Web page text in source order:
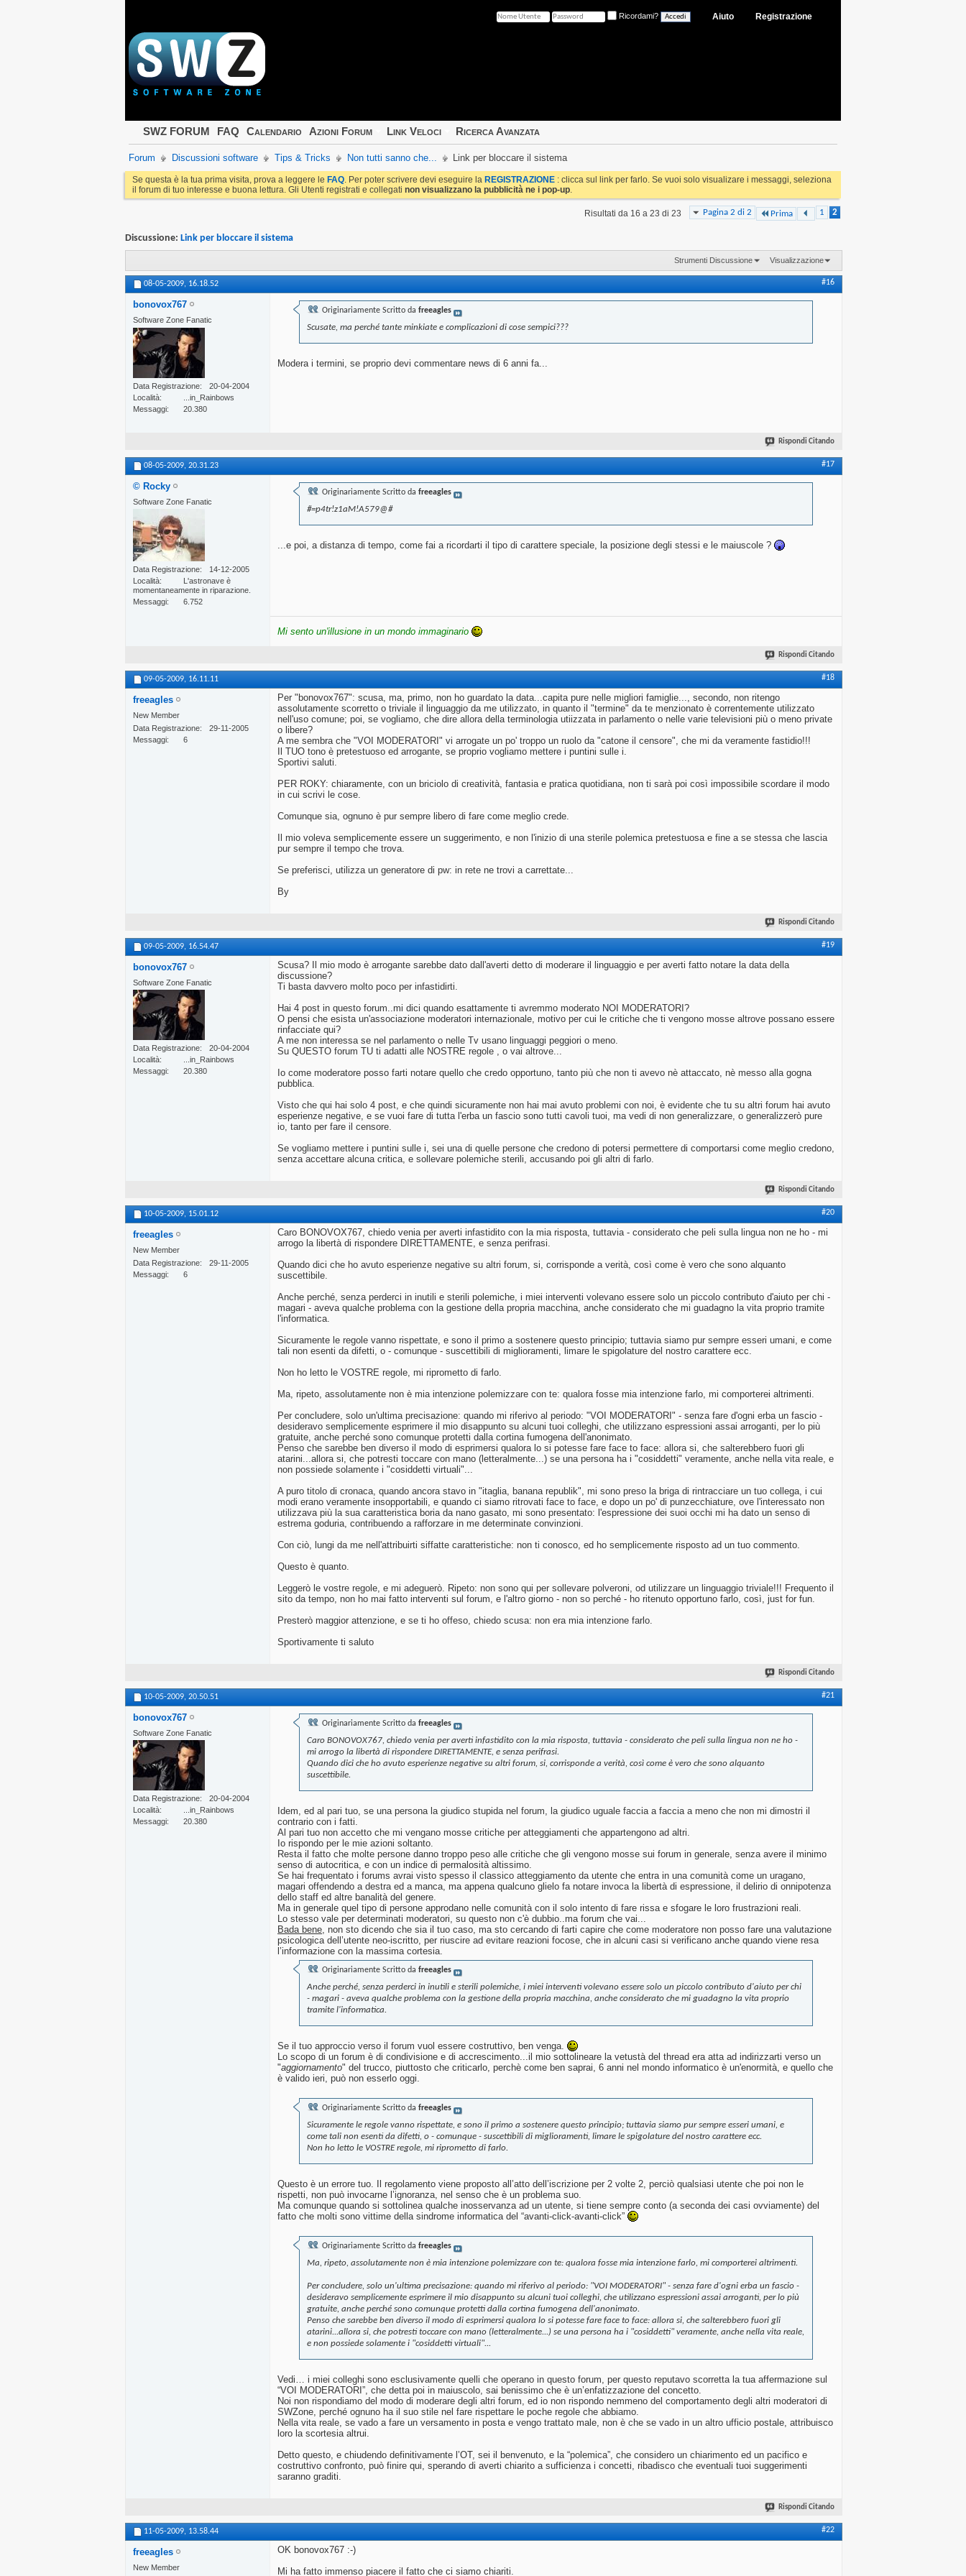
Registrazione
Aiuto
Ricordami?
SWZ FORUM FAQ Calendario Azioni Forum Link Veloci Ricerca Avanzata
Forum Discussioni software Tips & Tricks Non tutti sanno che... Link per bloccare il sistema
Se questa è la tua prima visita, prova a leggere le FAQ. Per poter scrivere devi eseguire la REGISTRAZIONE : clicca sul link per farlo. Se vuoi solo visualizare i messaggi, seleziona
il forum di tuo interesse e buona lettura. Gli Utenti registrati e collegati non visualizzano la pubblicità ne i pop-up.
Pagina 2 di 2 Prima 1 2
Risultati da 16 a 23 di 23
Discussione: Link per bloccare il sistema
Strumenti Discussione Visualizzazione
08-05-2009, 16.18.52 #16
bonovox767
Software Zone Fanatic
Data Registrazione
20-04-2004
Località
...in_Rainbows
Messaggi
20.380
Originariamente Scritto da freeagles
Scusate, ma perché tante minkiate e complicazioni di cose sempici???
Modera i termini, se proprio devi commentare news di 6 anni fa...
Rispondi Citando
08-05-2009, 20.31.23 #17
© Rocky
Software Zone Fanatic
Data Registrazione
14-12-2005
Località
L'astronave è
momentaneamente in riparazione.
Messaggi
6.752
Originariamente Scritto da freeagles
#=p4tr!z1aM!A579@#
...e poi, a distanza di tempo, come fai a ricordarti il tipo di carattere speciale, la posizione degli stessi e le maiuscole ?
Mi sento un'illusione in un mondo immaginario
Rispondi Citando
09-05-2009, 16.11.11 #18
freeagles
New Member
Data Registrazione
29-11-2005
Messaggi
6
Per "bonovox767": scusa, ma, primo, non ho guardato la data...capita pure nelle migliori famiglie..., secondo, non ritengo
assolutamente scorretto o triviale il linguaggio da me utilizzato, in quanto il "termine" da te menzionato è correntemente utilizzato
nell'uso comune; poi, se vogliamo, che dire allora della terminologia utiizzata in parlamento o nelle varie televisioni più o meno private
o libere?
A me sembra che "VOI MODERATORI" vi arrogate un po' troppo un ruolo da "catone il censore", che mi da veramente fastidio!!!
Il TUO tono è pretestuoso ed arrogante, se proprio vogliamo mettere i puntini sulle i.
Sportivi saluti.
PER ROKY: chiaramente, con un briciolo di creatività, fantasia e pratica quotidiana, non ti sarà poi così impossibile scordare il modo
in cui scrivi le cose.
Comunque sia, ognuno è pur sempre libero di fare come meglio crede.
Il mio voleva semplicemente essere un suggerimento, e non l'inizio di una sterile polemica pretestuosa e fine a se stessa che lascia
pur sempre il tempo che trova.
Se preferisci, utilizza un generatore di pw: in rete ne trovi a carrettate...
By
Rispondi Citando
09-05-2009, 16.54.47 #19
bonovox767
Software Zone Fanatic
Data Registrazione
20-04-2004
Località
...in_Rainbows
Messaggi
20.380
Scusa? Il mio modo è arrogante sarebbe dato dall'averti detto di moderare il linguaggio e per averti fatto notare la data della
discussione?
Ti basta davvero molto poco per infastidirti.
Hai 4 post in questo forum..mi dici quando esattamente ti avremmo moderato NOI MODERATORI?
O pensi che esista un'associazione moderatori internazionale, motivo per cui le critiche che ti vengono mosse altrove possano essere
rinfacciate qui?
A me non interessa se nel parlamento o nelle Tv usano linguaggi peggiori o meno.
Su QUESTO forum TU ti adatti alle NOSTRE regole , o vai altrove...
Io come moderatore posso farti notare quello che credo opportuno, tanto più che non ti avevo nè attaccato, nè messo alla gogna
pubblica.
Visto che qui hai solo 4 post, e che quindi sicuramente non hai mai avuto problemi con noi, è evidente che tu su altri forum hai avuto
esperienze negative, e se vuoi fare di tutta l'erba un fascio sono tutti cavoli tuoi, ma vedi di non generalizzare, o generalizzerò pure
io, tanto per fare il censore.
Se vogliamo mettere i puntini sulle i, sei una di quelle persone che credono di potersi permettere di comportarsi come meglio credono,
senza accettare alcuna critica, e sollevare polemiche sterili, accusando poi gli altri di farlo.
Rispondi Citando
10-05-2009, 15.01.12 #20
freeagles
New Member
Data Registrazione
29-11-2005
Messaggi
6
Caro BONOVOX767, chiedo venia per averti infastidito con la mia risposta, tuttavia - considerato che peli sulla lingua non ne ho - mi
arrogo la libertà di rispondere DIRETTAMENTE, e senza perifrasi.
Quando dici che ho avuto esperienze negative su altri forum, si, corrisponde a verità, così come è vero che sono alquanto
suscettibile.
Anche perché, senza perderci in inutili e sterili polemiche, i miei interventi volevano essere solo un piccolo contributo d'aiuto per chi -
magari - aveva qualche problema con la gestione della propria macchina, anche considerato che mi guadagno la vita proprio tramite
l'informatica.
Sicuramente le regole vanno rispettate, e sono il primo a sostenere questo principio; tuttavia siamo pur sempre esseri umani, e come
tali non esenti da difetti, o - comunque - suscettibili di miglioramenti, limare le spigolature del nostro carattere ecc.
Non ho letto le VOSTRE regole, mi riprometto di farlo.
Ma, ripeto, assolutamente non è mia intenzione polemizzare con te: qualora fosse mia intenzione farlo, mi comporterei altrimenti.
Per concludere, solo un'ultima precisazione: quando mi riferivo al periodo: "VOI MODERATORI" - senza fare d'ogni erba un fascio -
desideravo semplicemente esprimere il mio disappunto su alcuni tuoi colleghi, che utilizzano espressioni assai arroganti, per lo più
gratuite, anche perché sono comunque protetti dalla cortina fumogena dell'anonimato.
Penso che sarebbe ben diverso il modo di esprimersi qualora lo si potesse fare face to face: allora si, che salterebbero fuori gli
atarini...allora si, che potresti toccare con mano (letteralmente...) se una persona ha i "cosiddetti" veramente, anche nella vita reale, e
non possiede solamente i "cosiddetti virtuali"...
A puro titolo di cronaca, quando ancora stavo in "itaglia, banana republik", mi sono preso la briga di rintracciare un tuo collega, i cui
modi erano veramente insopportabili, e quando ci siamo ritrovati face to face, e dopo un po' di punzecchiature, ove l'interessato non
utilizzava più la sua caratteristica boria da nano gasato, mi sono presentato: l'espressione dei suoi occhi mi ha dato un senso di
estrema goduria, contribuendo a rafforzare in me determinate convinzioni.
Con ciò, lungi da me nell'attribuirti siffatte caratteristiche: non ti conosco, ed ho semplicemente risposto ad un tuo commento.
Questo è quanto.
Leggerò le vostre regole, e mi adeguerò. Ripeto: non sono qui per sollevare polveroni, od utilizzare un linguaggio triviale!!! Frequento il
sito da tempo, non ho mai fatto interventi sul forum, e l'altro giorno - non so perché - ho ritenuto opportuno farlo, così, just for fun.
Presterò maggior attenzione, e se ti ho offeso, chiedo scusa: non era mia intenzione farlo.
Sportivamente ti saluto
Rispondi Citando
10-05-2009, 20.50.51 #21
bonovox767
Software Zone Fanatic
Data Registrazione
20-04-2004
Località
...in_Rainbows
Messaggi
20.380
Originariamente Scritto da freeagles
Caro BONOVOX767, chiedo venia per averti infastidito con la mia risposta, tuttavia - considerato che peli sulla lingua non ne ho -
mi arrogo la libertà di rispondere DIRETTAMENTE, e senza perifrasi.
Quando dici che ho avuto esperienze negative su altri forum, si, corrisponde a verità, così come è vero che sono alquanto
suscettibile.
Idem, ed al pari tuo, se una persona la giudico stupida nel forum, la giudico uguale faccia a faccia a meno che non mi dimostri il
contrario con i fatti.
Al pari tuo non accetto che mi vengano mosse critiche per atteggiamenti che appartengono ad altri.
Io rispondo per le mie azioni soltanto.
Resta il fatto che molte persone danno troppo peso alle critiche che gli vengono mosse sui forum in generale, senza avere il minimo
senso di autocritica, e con un indice di permalosità altissimo.
Se hai frequentato i forums avrai visto spesso il classico atteggiamento da utente che entra in una comunità come un uragano,
magari offendendo a destra ed a manca, ma appena qualcuno glielo fa notare invoca la libertà di espressione, il delirio di onnipotenza
dello staff ed altre banalità del genere.
Ma in generale quel tipo di persone approdano nelle comunità con il solo intento di fare rissa e sfogare le loro frustrazioni reali.
Lo stesso vale per determinati moderatori, su questo non c'è dubbio..ma forum che vai...
Bada bene, non sto dicendo che sia il tuo caso, ma sto cercando di farti capire che come moderatore non posso fare una valutazione
psicologica dell’utente neo-iscritto, per riuscire ad evitare reazioni focose, che in alcuni casi si verificano anche quando viene resa
l’informazione con la massima cortesia.
Originariamente Scritto da freeagles
Anche perché, senza perderci in inutili e sterili polemiche, i miei interventi volevano essere solo un piccolo contributo d'aiuto per chi
- magari - aveva qualche problema con la gestione della propria macchina, anche considerato che mi guadagno la vita proprio
tramite l'informatica.
Se il tuo approccio verso il forum vuol essere costruttivo, ben venga.
Lo scopo di un forum è di condivisione e di accrescimento...il mio sottolineare la vetustà del thread era atta ad indirizzarti verso un
"aggiornamento" del trucco, piuttosto che criticarlo, perchè come ben saprai, 6 anni nel mondo informatico è un'enormità, e quello che
è valido ieri, può non esserlo oggi.
Originariamente Scritto da freeagles
Sicuramente le regole vanno rispettate, e sono il primo a sostenere questo principio; tuttavia siamo pur sempre esseri umani, e
come tali non esenti da difetti, o - comunque - suscettibili di miglioramenti, limare le spigolature del nostro carattere ecc.
Non ho letto le VOSTRE regole, mi riprometto di farlo.
Questo è un errore tuo. Il regolamento viene proposto all’atto dell’iscrizione per 2 volte 2, perciò qualsiasi utente che poi non le
rispetti, non può invocarne l’ignoranza, nel senso che è un problema suo.
Ma comunque quando si sottolinea qualche inosservanza ad un utente, si tiene sempre conto (a seconda dei casi ovviamente) del
fatto che molti sono vittime della sindrome informatica del “avanti-click-avanti-click”
Originariamente Scritto da freeagles
Ma, ripeto, assolutamente non è mia intenzione polemizzare con te: qualora fosse mia intenzione farlo, mi comporterei altrimenti.
Per concludere, solo un'ultima precisazione: quando mi riferivo al periodo: "VOI MODERATORI" - senza fare d'ogni erba un fascio -
desideravo semplicemente esprimere il mio disappunto su alcuni tuoi colleghi, che utilizzano espressioni assai arroganti, per lo più
gratuite, anche perché sono comunque protetti dalla cortina fumogena dell'anonimato.
Penso che sarebbe ben diverso il modo di esprimersi qualora lo si potesse fare face to face: allora si, che salterebbero fuori gli
atarini...allora si, che potresti toccare con mano (letteralmente...) se una persona ha i "cosiddetti" veramente, anche nella vita reale,
e non possiede solamente i "cosiddetti virtuali"...
Vedi… i miei colleghi sono esclusivamente quelli che operano in questo forum, per questo reputavo scorretta la tua affermazione sul
“VOI MODERATORI”, che detta poi in maiuscolo, sai benissimo che è un’enfatizzazione del concetto.
Noi non rispondiamo del modo di moderare degli altri forum, ed io non rispondo nemmeno del comportamento degli altri moderatori di
SWZone, perché ognuno ha il suo stile nel fare rispettare le poche regole che abbiamo.
Nella vita reale, se vado a fare un versamento in posta e vengo trattato male, non è che se vado in un altro ufficio postale, attribuisco
loro la scortesia altrui.
Detto questo, e chiudendo definitivamente l’OT, sei il benvenuto, e la “polemica”, che considero un chiarimento ed un pacifico e
costruttivo confronto, può finire qui, sperando di averti chiarito a sufficienza i concetti, ribadisco che eventuali tuoi suggerimenti
saranno graditi.
Rispondi Citando
11-05-2009, 13.58.44 #22
freeagles
New Member
OK bonovox767 :-)
Mi ha fatto immenso piacere il fatto che ci siamo chiariti.